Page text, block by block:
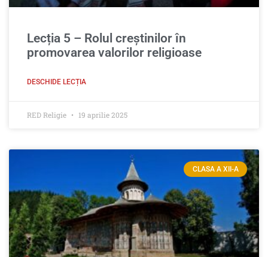
Lecția 5 – Rolul creştinilor în
promovarea valorilor religioase
DESCHIDE LECȚIA
RED Religie 19 aprilie 2025
CLASA A XII-A